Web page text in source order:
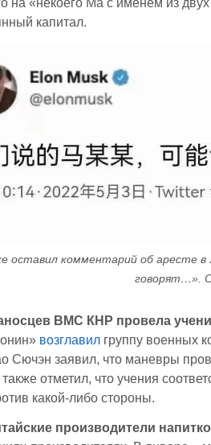
капитал.
оставил комментарий об аресте
говорят…».
ВМС КНР провела
возглавил группу военных
Сючэн заявил, что маневры
отметил, что учения
какой-либо стороны.
производители